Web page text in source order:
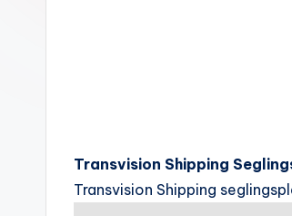
Transvision Shipping
Transvision Shipping